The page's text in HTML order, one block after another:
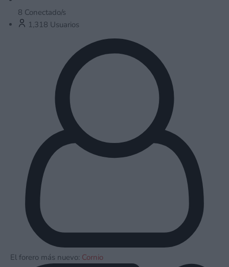
8 Conectado/s
1,318 Usuarios
El forero más nuevo: Cornio